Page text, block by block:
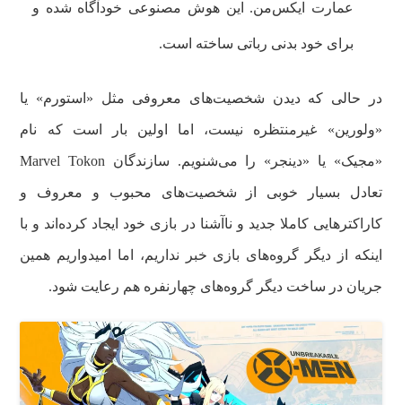
عمارت ایکس‌من. این هوش مصنوعی خودآگاه شده و
برای خود بدنی رباتی ساخته است.
در حالی که دیدن شخصیت‌های معروفی مثل «استورم» یا
«ولورین» غیرمنتظره نیست، اما اولین بار است که نام
«مجیک» یا «دینجر» را می‌شنویم. سازندگان Marvel Tokon
تعادل بسیار خوبی از شخصیت‌های محبوب و معروف و
کاراکترهایی کاملا جدید و ناآشنا در بازی خود ایجاد کرده‌اند و با
اینکه از دیگر گروه‌های بازی خبر نداریم، اما امیدواریم همین
جریان در ساخت دیگر گروه‌های چهارنفره هم رعایت شود.